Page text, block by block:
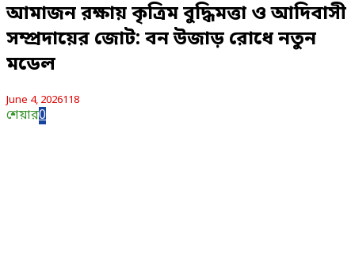
আমাজন রক্ষায় কৃত্রিম বুদ্ধিমত্তা ও আদিবাসী
সম্প্রদায়ের জোট: বন উজাড় রোধে নতুন
মডেল
June 4, 2026118
শেয়ার0